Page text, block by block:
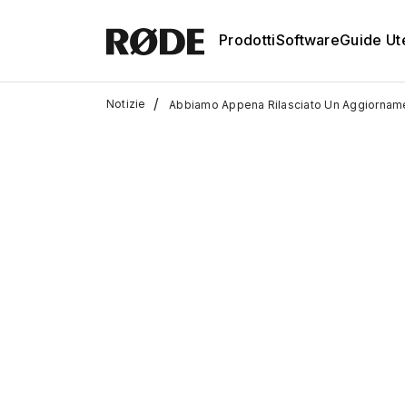
ProdottiSoftwareGuide
Notizie / Abbiamo Appena Rilasciato Un